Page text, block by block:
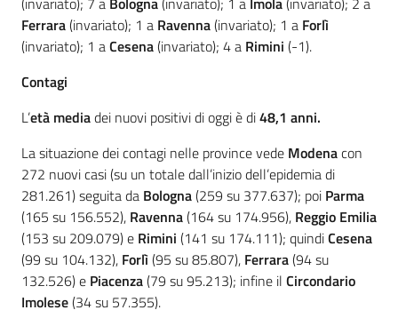
Ferrara(invariato); 1 a Ravenna(invariato); 1 a Forlì
(invariato); 1 aCesena(invariato); 4 a Rimini (-1).
Contagi
L’età mediadei nuovi positivi di oggi è di48,1 anni.
La situazione dei contagi nelle province vede Modenacon
272 nuovi casi (su un totale dall’inizio dell’epidemia di
281.261) seguita da Bologna(259 su 377.637); poi Parma
(165 su 156.552), Ravenna(164 su 174.956), Reggio Emilia
(153 su 209.079) e Rimini (141 su 174.111); quindiCesena
(99 su 104.132), Forlì(95 su 85.807), Ferrara(94 su
132.526) e Piacenza(79 su 95.213); infine il Circondario
Imolese(34 su 57.355).